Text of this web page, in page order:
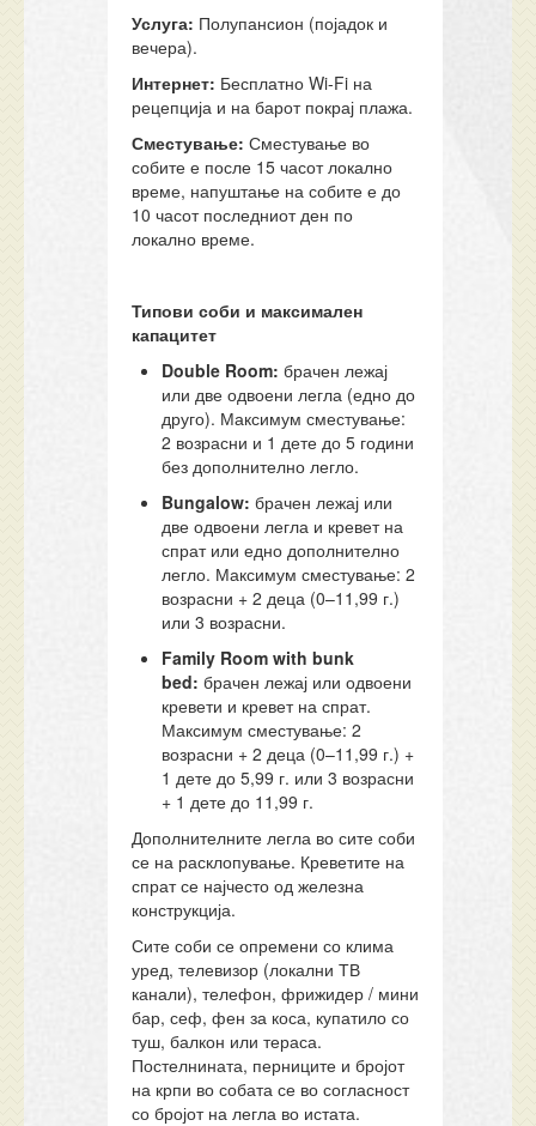
Услуга: Полупансион (појадок и
вечера).
Интернет: Бесплатно Wi-Fi на
рецепција и на барот покрај плажа.
Сместување: Сместување во
собите е после 15 часот локално
време, напуштање на собите е до
10 часот последниот ден по
локално време.
Типови соби и максимален
капацитет
Double Room: брачен лежај
или две одвоени легла (едно до
друго). Максимум сместување:
2 возрасни и 1 дете до 5 години
без дополнително легло.
Bungalow: брачен лежај или
две одвоени легла и кревет на
спрат или едно дополнително
легло. Максимум сместување: 2
возрасни + 2 деца (0–11,99 г.)
или 3 возрасни.
Family Room with bunk
bed: брачен лежај или одвоени
кревети и кревет на спрат.
Максимум сместување: 2
возрасни + 2 деца (0–11,99 г.) +
1 дете до 5,99 г. или 3 возрасни
+ 1 дете до 11,99 г.
Дополнителните легла во сите соби
се на расклопување. Креветите на
спрат се најчесто од железна
конструкција.
Сите соби се опремени со клима
уред, телевизор (локални ТВ
канали), телефон, фрижидер / мини
бар, сеф, фен за коса, купатило со
туш, балкон или тераса.
Постелнината, перниците и бројот
на крпи во собата се во согласност
со бројот на легла во истата.